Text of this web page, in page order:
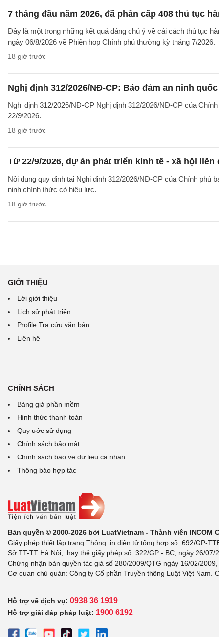
7 tháng đầu năm 2026, đã phân cấp 408 thủ tục
Đây là một trong những kết quả đáng chú ý về cải cách thủ tục
ngày 06/8/2026 về Phiên họp Chính phủ thường kỳ tháng 7/2026.
18 giờ trước
Nghị định 312/2026/NĐ-CP: Bảo đảm an ninh
Nghị định 312/2026/NĐ-CP Nghị định 312/2026/NĐ-CP của
22/9/2026.
18 giờ trước
Từ 22/9/2026, dự án phát triển kinh tế - xã hội
Nội dung quy định tại Nghị định 312/2026/NĐ-CP của Chính phủ
ninh chính thức có hiệu lực.
18 giờ trước
GIỚI THIỆU
Lời giới thiệu
Lịch sử phát triển
Profile Tra cứu văn bản
Liên hệ
CHÍNH SÁCH
Bảng giá phần mềm
Hình thức thanh toán
Quy ước sử dụng
Chính sách bảo mật
Chính sách bảo vệ dữ liệu cá nhân
Thông báo hợp tác
Bản quyền © 2000-2026 bởi LuatVietnam - Thành viên INCOM
Giấy phép thiết lập trang Thông tin điện tử tổng hợp số: 692/GP-
Sở TT-TT Hà Nội, thay thế giấy phép số: 322/GP - BC, ngày 26/
Chứng nhận bản quyền tác giả số 280/2009/QTG ngày 16/02/
Cơ quan chủ quản: Công ty Cổ phần Truyền thông Luật Việt Nam.
Hỗ trợ về dịch vụ: 0938 36 1919
Hỗ trợ giải đáp pháp luật: 1900 6192